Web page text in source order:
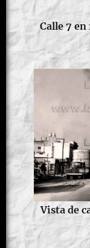
Calle 7 en
Vista de